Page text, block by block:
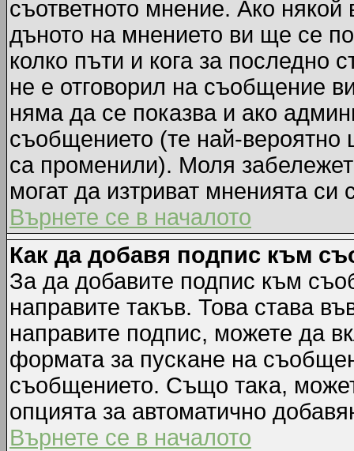
съответното мнение. Ако
дъното на мнението ви ще се
колко пъти и кога за последно
не е отговорил на съобщение
няма да се показва и ако
съобщението (те най-
са променили). Моля
могат да изтриват мненията си
Върнете се в началото
Как да добавя подпис към
За да добавите подпис към
направите такъв. Това става
направите подпис, можете да
формата за пускане на
съобщението. Също така,
опцията за автоматично
Върнете се в началото